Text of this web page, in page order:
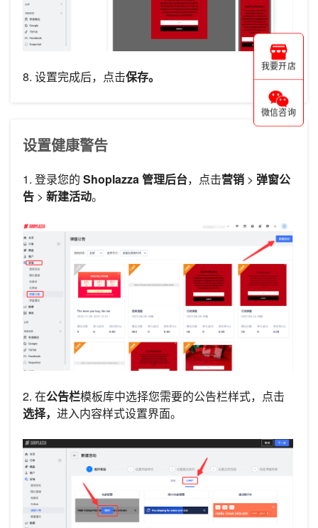
8. 设置完成后，点击保存。
设置健康警告
1. 登录您的 Shoplazza 管理后台，点击营销 > 弹窗公
告 > 新建活动。
2. 在公告栏模板库中选择您需要的公告栏样式，点击
选择， 进入内容样式设置界面。
我要开店
微信咨询